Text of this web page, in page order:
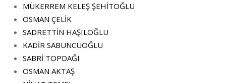
MÜKERREM KELEŞ ŞEHİTOĞLU
OSMAN ÇELİK
SADRETTİN HAŞILOĞLU
KADİR SABUNCUOĞLU
SABRİ TOPDAĞI
OSMAN AKTAŞ